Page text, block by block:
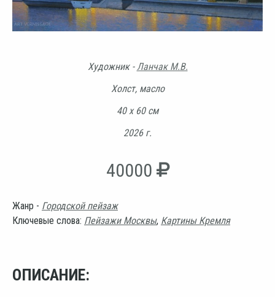
Художник -Ланчак М.В.
Холст, масло
40 х 60 см
2026 г.
40000
Жанр - Городской пейзаж
Ключевые слова: Пейзажи Москвы, Картины Кремля
ОПИСАНИЕ: